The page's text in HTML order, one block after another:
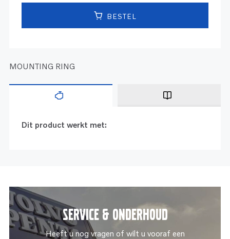
BESTEL
MOUNTING RING
Dit product werkt met:
Service & onderhoud
Heeft u nog vragen of wilt u vooraf een